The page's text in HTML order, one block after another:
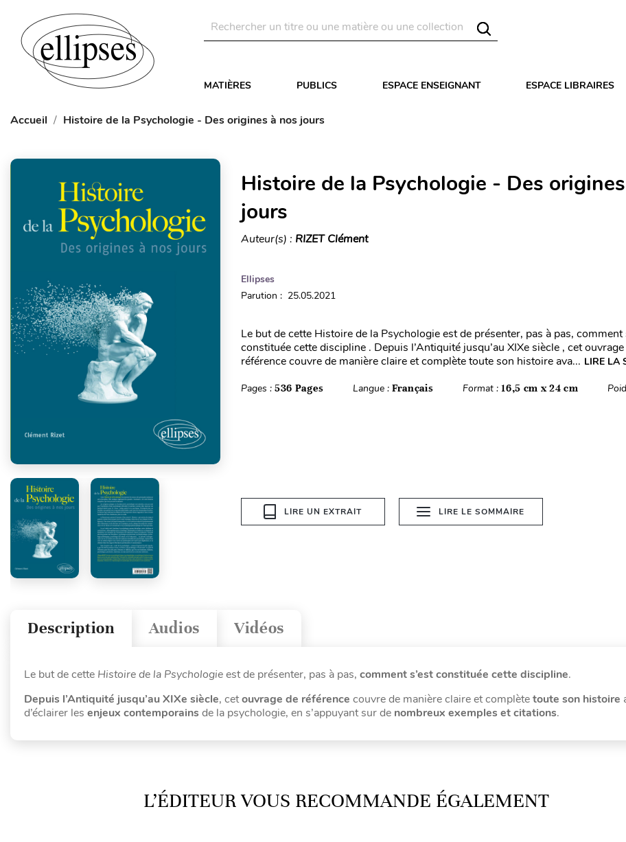
MATIÈRES PUBLICS ESPACE ENSEIGNANT ESPACE LIBRAIRES
Accueil Histoire de la Psychologie - Des origines à nos jours
Histoire de la Psychologie - Des
jours
Auteur(s) : RIZET Clément
Ellipses
Parution : 25.05.2021
Le but de cette Histoire de la Psychologie est de présenter, pas à pas, comment
constituée cette discipline . Depuis l’Antiquité jusqu’au XIXe siècle , cet
référence couvre de manière claire et complète toute son histoire ava... LIRE LA
Pages : 536 Pages Langue : Français Format :16,5 cm x 24 cm
LIRE UN EXTRAIT LIRE LE SOMMAIRE
Vidéos
Audios
Description
Le but de cette Histoire de la Psychologieest de présenter, pas à pas, comment s’est constituée cette discipline.
Depuis l’Antiquité jusqu’au XIXe siècle, cetouvrage de référence couvre de manière claire et complètetoute son histoire
d’éclairer les enjeux contemporains de la psychologie, en s’appuyant sur de nombreux exemples et citations.
L’ÉDITEUR VOUS RECOMMANDE ÉGALEMENT